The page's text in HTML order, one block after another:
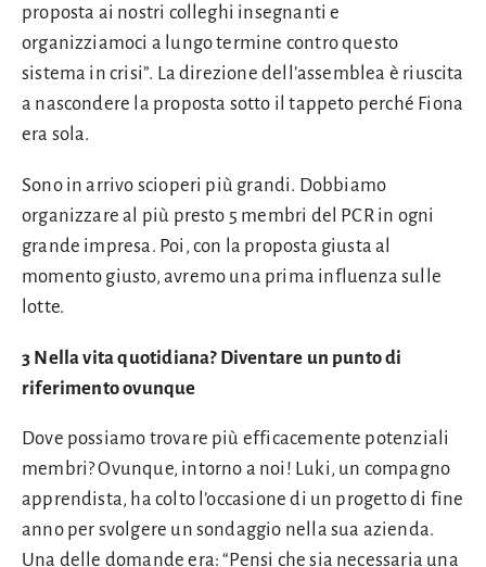
proposta ai nostri colleghi insegnanti e
organizziamoci a lungo termine contro questo
sistema in crisi”. La direzione dell’assemblea è riuscita
a nascondere la proposta sotto il tappeto perché Fiona
era sola.
Sono in arrivo scioperi più grandi. Dobbiamo
organizzare al più presto 5 membri del PCR in ogni
grande impresa. Poi, con la proposta giusta al
momento giusto, avremo una prima influenza sulle
lotte.
3 Nella vita quotidiana? Diventare un punto di
riferimento ovunque
Dove possiamo trovare più efficacemente potenziali
membri? Ovunque, intorno a noi! Luki, un compagno
apprendista, ha colto l’occasione di un progetto di fine
anno per svolgere un sondaggio nella sua azienda.
Una delle domande era: “Pensi che sia necessaria una